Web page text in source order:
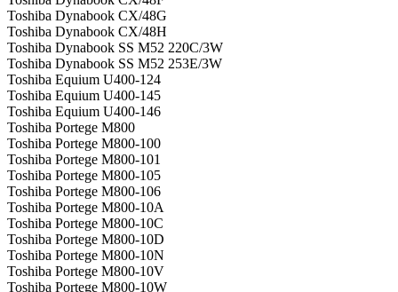
Toshiba Dynabook CX/48G
Toshiba Dynabook CX/48H
Toshiba Dynabook SS M52 220C/3W
Toshiba Dynabook SS M52 253E/3W
Toshiba Equium U400-124
Toshiba Equium U400-145
Toshiba Equium U400-146
Toshiba Portege M800
Toshiba Portege M800-100
Toshiba Portege M800-101
Toshiba Portege M800-105
Toshiba Portege M800-106
Toshiba Portege M800-10A
Toshiba Portege M800-10C
Toshiba Portege M800-10D
Toshiba Portege M800-10N
Toshiba Portege M800-10V
Toshiba Portege M800-10W